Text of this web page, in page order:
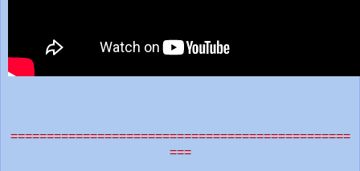
===============================================
===